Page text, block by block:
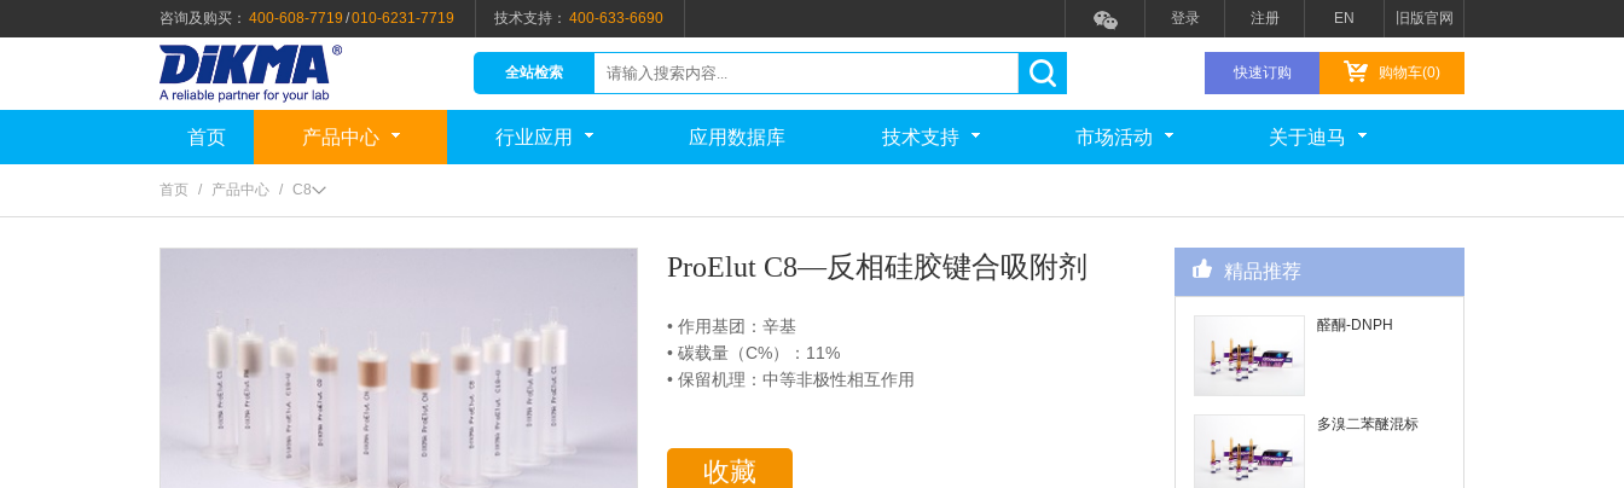
咨询及购买： 400-608-7719 /010-6231-7719 技术支持： 400-633-6690 旧版官网
EN
注册
登录
全站检索 快速订购 购物车(0)
首页 产品中心 行业应用 应用数据库 技术支持 市场活动 关于迪马
首页 / 产品中心 / C8
ProElut C8—反相硅胶键合吸附剂
• 作用基团：辛基
• 碳载量（C%）：11%
• 保留机理：中等非极性相互作用
收藏
精品推荐
醛酮-DNPH
多溴二苯醚混标